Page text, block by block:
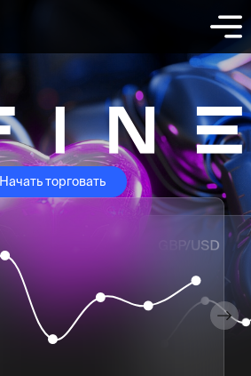
Начать торговать
GBP/USD